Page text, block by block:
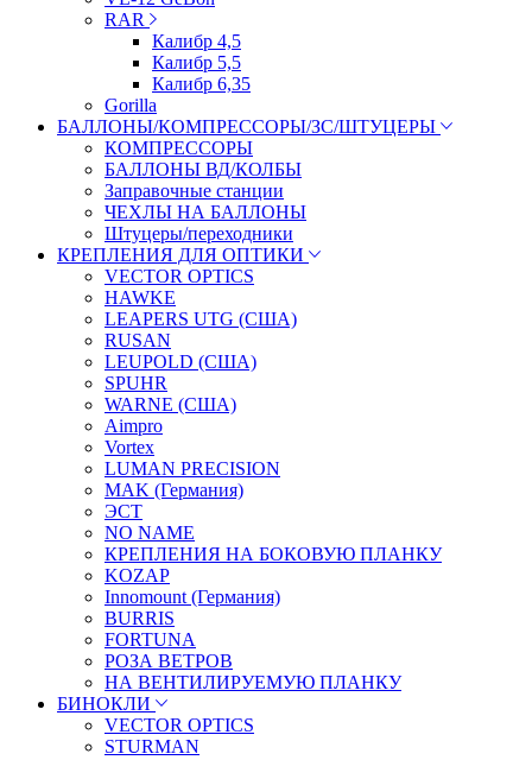
RAR
Калибр 4,5
Калибр 5,5
Калибр 6,35
Gorilla
БАЛЛОНЫ/КОМПРЕССОРЫ/ЗС/ШТУЦЕРЫ
КОМПРЕССОРЫ
БАЛЛОНЫ ВД/КОЛБЫ
Заправочные станции
ЧЕХЛЫ НА БАЛЛОНЫ
Штуцеры/переходники
КРЕПЛЕНИЯ ДЛЯ ОПТИКИ
VECTOR OPTICS
HAWKE
LEAPERS UTG (США)
RUSAN
LEUPOLD (США)
SPUHR
WARNE (США)
Aimpro
Vortex
LUMAN PRECISION
MAK (Германия)
ЭСТ
NO NAME
КРЕПЛЕНИЯ НА БОКОВУЮ ПЛАНКУ
KOZAP
Innomount (Германия)
BURRIS
FORTUNA
РОЗА ВЕТРОВ
НА ВЕНТИЛИРУЕМУЮ ПЛАНКУ
БИНОКЛИ
VECTOR OPTICS
STURMAN